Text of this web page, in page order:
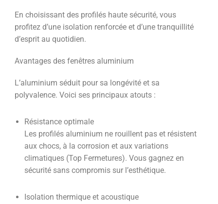
En choisissant des profilés haute sécurité, vous
profitez d’une isolation renforcée et d’une tranquillité
d’esprit au quotidien.
Avantages des fenêtres aluminium
L’aluminium séduit pour sa longévité et sa
polyvalence. Voici ses principaux atouts :
Résistance optimale
Les profilés aluminium ne rouillent pas et résistent
aux chocs, à la corrosion et aux variations
climatiques (Top Fermetures). Vous gagnez en
sécurité sans compromis sur l’esthétique.
Isolation thermique et acoustique